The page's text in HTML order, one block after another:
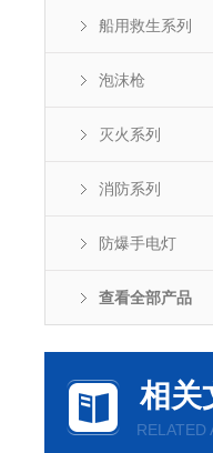
船用救生系列
泡沫枪
灭火系列
消防系列
防爆手电灯
查看全部产品
相关
RELATED